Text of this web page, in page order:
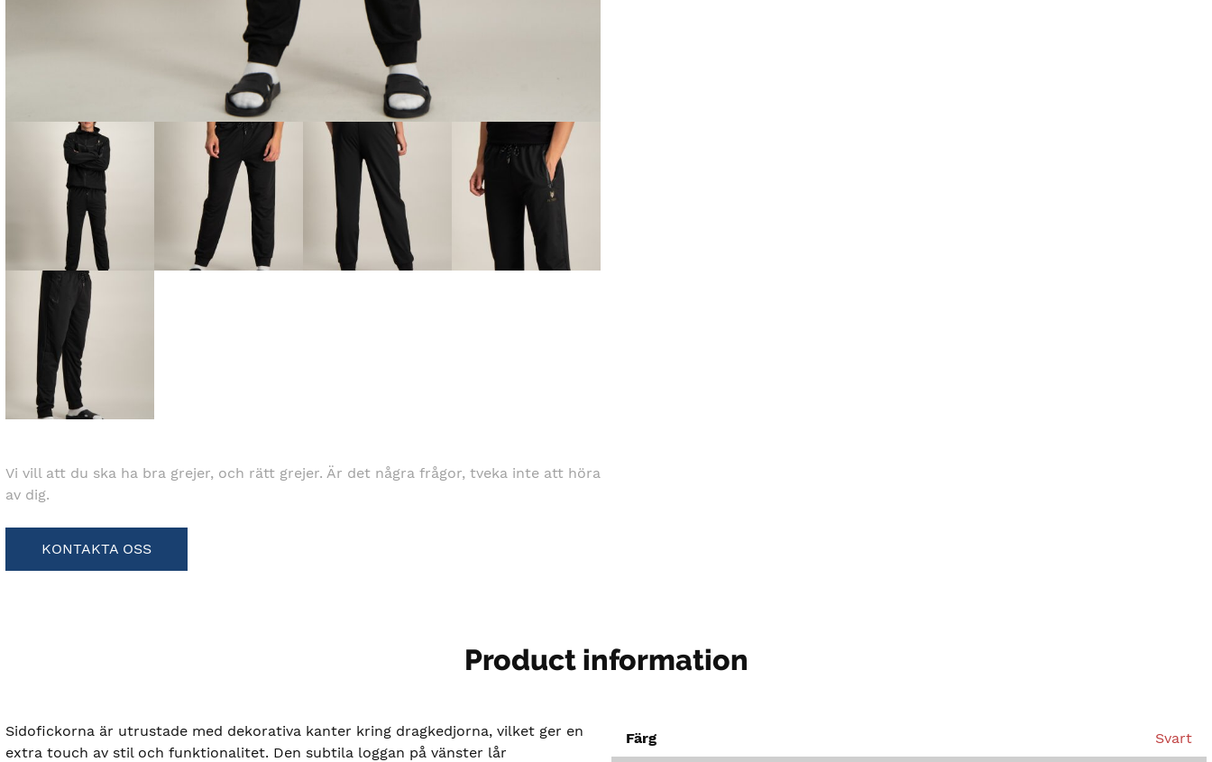
Vi vill att du ska ha bra grejer, och rätt grejer. Är det några frågor, tveka inte att höra
av dig.
KONTAKTA OSS
Product information
Sidofickorna är utrustade med dekorativa kanter kring dragkedjorna, vilket ger en
extra touch av stil och funktionalitet. Den subtila loggan på vänster lår
Färg Svart